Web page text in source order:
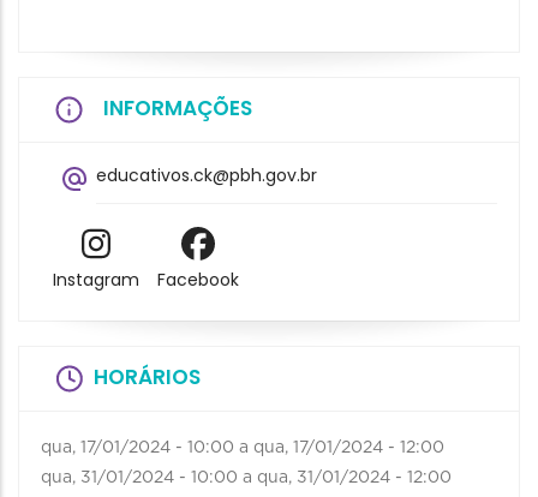
INFORMAÇÕES
educativos.ck@pbh.gov.br
Instagram Facebook
HORÁRIOS
qua, 17/01/2024 - 10:00 a qua, 17/01/2024 - 12:00
qua, 31/01/2024 - 10:00 a qua, 31/01/2024 - 12:00